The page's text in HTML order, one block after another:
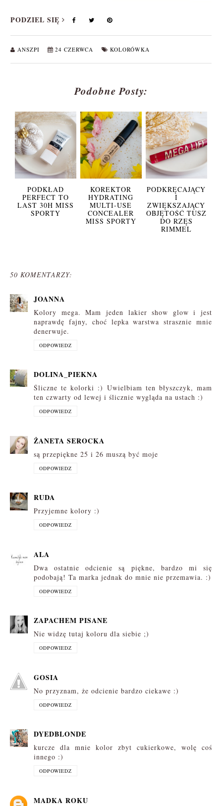
PODZIEL SIĘ
ANSZPI 24 CZERWCA KOLORÓWKA
Podobne Posty:
PODKŁAD
PERFECT TO
LAST 30H MISS
SPORTY
KOREKTOR
HYDRATING
MULTI-USE
CONCEALER
MISS SPORTY
PODKRĘCAJĄCY
I
ZWIĘKSZAJĄCY
OBJĘTOŚĆ TUSZ
DO RZĘS
RIMMEL
50 KOMENTARZY:
JOANNA
Kolory mega. Mam jeden lakier show glow i jest
naprawdę fajny, choć lepka warstwa strasznie mnie
denerwuje.
ODPOWIEDZ
DOLINA_PIEKNA
Śliczne te kolorki :) Uwielbiam ten błyszczyk, mam
ten czwarty od lewej i ślicznie wygląda na ustach :)
ODPOWIEDZ
ŻANETA SEROCKA
są przepiękne 25 i 26 muszą być moje
ODPOWIEDZ
RUDA
Przyjemne kolory :)
ODPOWIEDZ
ALA
Dwa ostatnie odcienie są piękne, bardzo mi się
podobają! Ta marka jednak do mnie nie przemawia. :)
ODPOWIEDZ
ZAPACHEM PISANE
Nie widzę tutaj koloru dla siebie ;)
ODPOWIEDZ
GOSIA
No przyznam, że odcienie bardzo ciekawe :)
ODPOWIEDZ
DYEDBLONDE
kurcze dla mnie kolor zbyt cukierkowe, wolę coś
innego :)
ODPOWIEDZ
MADKA ROKU